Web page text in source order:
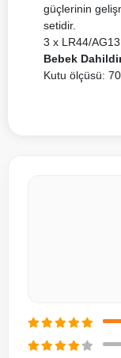
güçlerinin
setidir.
3 x LR44/AG13
Bebek
Kutu ölçüsü: